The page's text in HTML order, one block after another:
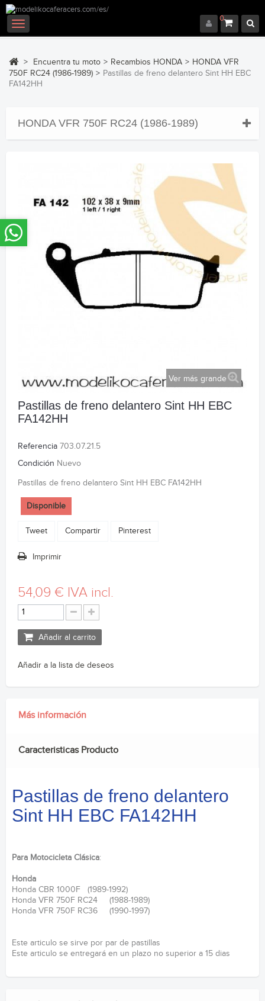
0
Navegación
Toggle
> Encuentra tu moto > Recambios HONDA > HONDA VFR
750F RC24 (1986-1989) > Pastillas de freno delantero Sint HH EBC
FA142HH
HONDA VFR 750F RC24 (1986-1989)
Ver más grande
Pastillas de freno delantero Sint HH EBC
FA142HH
Referencia 703.07.21.5
Condición Nuevo
Pastillas de freno delantero Sint HH EBC FA142HH
Disponible
Tweet Compartir Pinterest
Imprimir
54,09 € IVA incl.
Añadir al carrito
Añadir a la lista de deseos
Más información
Caracteristicas Producto
Pastillas de freno delantero
Sint HH EBC FA142HH
Para Motocicleta Clásica:
Honda
Honda CBR 1000F (1989-1992)
Honda VFR 750F RC24 (1988-1989)
Honda VFR 750F RC36 (1990-1997)
Este articulo se sirve por par de pastillas
Este articulo se entregará en un plazo no superior a 15 dias